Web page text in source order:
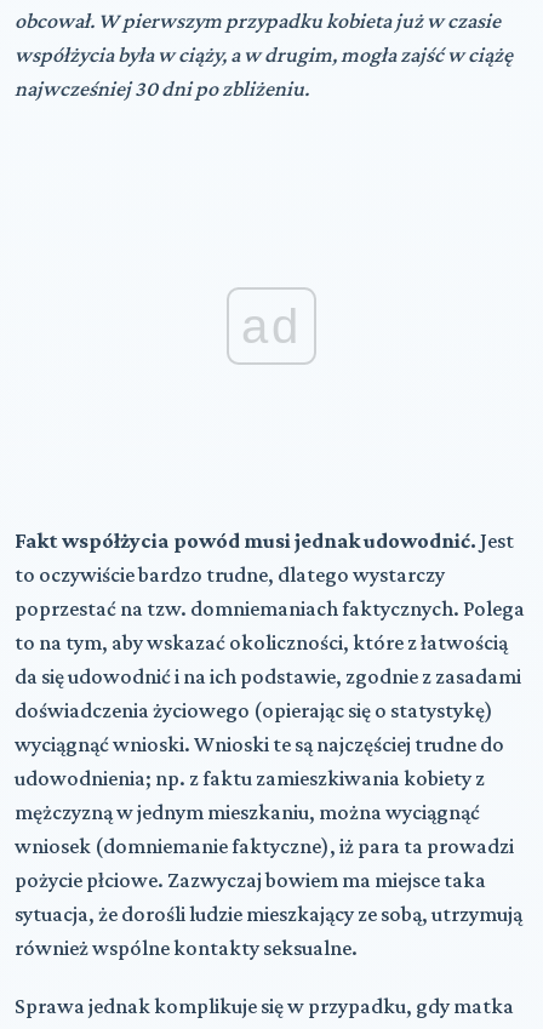
obcował. W pierwszym przypadku kobieta już w czasie
współżycia była w ciąży, a w drugim, mogła zajść w ciążę
najwcześniej 30 dni po zbliżeniu.
ad
Fakt współżycia powód musi jednak udowodnić. Jest
to oczywiście bardzo trudne, dlatego wystarczy
poprzestać na tzw. domniemaniach faktycznych. Polega
to na tym, aby wskazać okoliczności, które z łatwością
da się udowodnić i na ich podstawie, zgodnie z zasadami
doświadczenia życiowego (opierając się o statystykę)
wyciągnąć wnioski. Wnioski te są najczęściej trudne do
udowodnienia; np. z faktu zamieszkiwania kobiety z
mężczyzną w jednym mieszkaniu, można wyciągnąć
wniosek (domniemanie faktyczne), iż para ta prowadzi
pożycie płciowe. Zazwyczaj bowiem ma miejsce taka
sytuacja, że dorośli ludzie mieszkający ze sobą, utrzymują
również wspólne kontakty seksualne.
Sprawa jednak komplikuje się w przypadku, gdy matka